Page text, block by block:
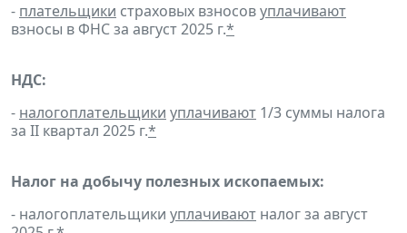
- плательщики страховых взносовуплачивают
взносы в ФНС за август 2025 г.*
НДС:
- налогоплательщики уплачивают 1/3 суммы налога
за II квартал 2025 г.*
Налог на добычу полезных ископаемых:
- налогоплательщики уплачивают налог за август